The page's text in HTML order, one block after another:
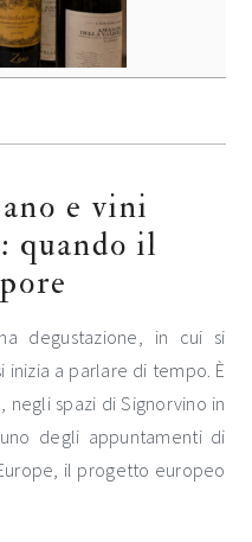
e vini
quando il
degustazione, in cui si
a parlare di tempo. È
spazi di Signorvino in
degli appuntamenti di
il progetto europeo